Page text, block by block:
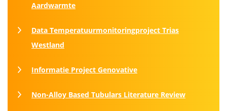
Aardwarmte
Data Temperatuurmonitoringproject Trias
Westland
Informatie Project Genovative
Non-Alloy Based Tubulars Literature Review